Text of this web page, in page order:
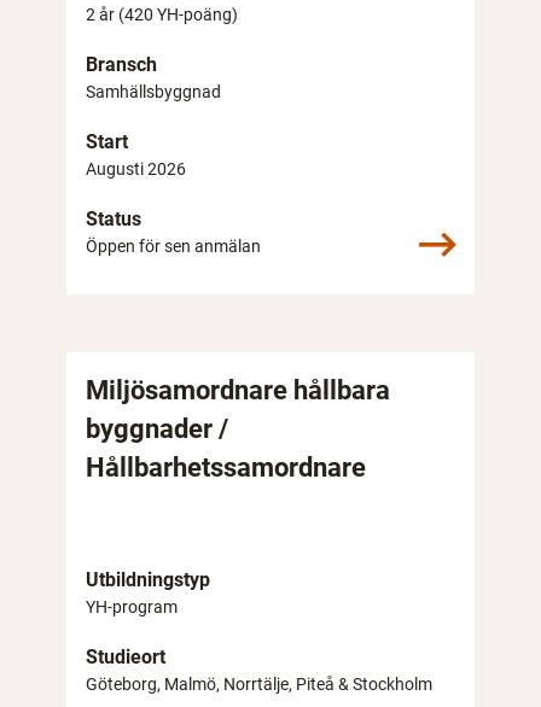
2 år (420 YH-poäng)
Bransch
Samhällsbyggnad
Start
Augusti 2026
Status
Öppen för sen anmälan
Miljösamordnare hållbara
byggnader /
Hållbarhetssamordnare
Utbildningstyp
YH-program
Studieort
Göteborg, Malmö, Norrtälje, Piteå & Stockholm